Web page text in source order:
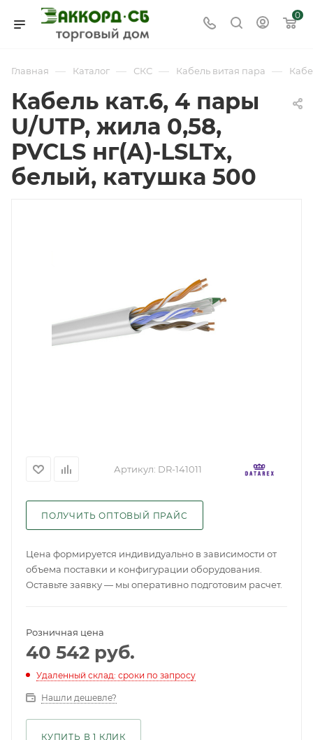
0
Главная — Каталог — СКС — Кабель витая пара —
Кабель кат.6, 4 пары
U/UTP, жила 0,58,
PVCLS нг(А)-LSLTx,
белый, катушка 500
Артикул: DR-141011
ПОЛУЧИТЬ ОПТОВЫЙ ПРАЙС
Цена формируется индивидуально в зависимости от
объема поставки и конфигурации оборудования.
Оставьте заявку — мы оперативно подготовим расчет.
Розничная цена
40 542 руб.
Удаленный склад: сроки по запросу
Нашли дешевле?
КУПИТЬ В 1 КЛИК